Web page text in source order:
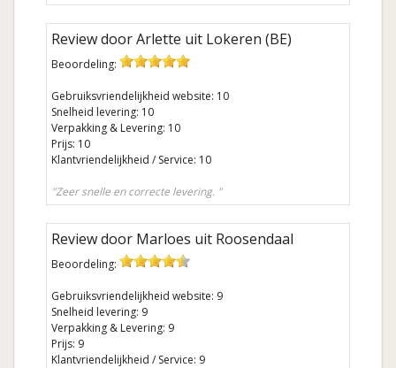
Review door Arlette uit Lokeren (BE)
Beoordeling:
Gebruiksvriendelijkheid website: 10
Snelheid levering: 10
Verpakking & Levering: 10
Prijs: 10
Klantvriendelijkheid / Service: 10
"Zeer snelle en correcte levering. "
Review door Marloes uit Roosendaal
Beoordeling:
Gebruiksvriendelijkheid website: 9
Snelheid levering: 9
Verpakking & Levering: 9
Prijs: 9
Klantvriendelijkheid / Service: 9